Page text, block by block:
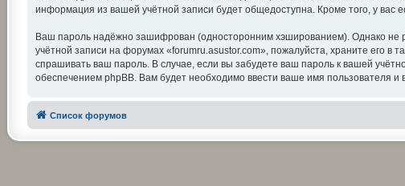
информация из вашей учётной записи будет общедоступна. Кроме того, у вас
Ваш пароль надёжно зашифрован (односторонним хэшированием). Однако не
учётной записи на форумах «forumru.asustor.com», пожалуйста, храните его в
спрашивать ваш пароль. В случае, если вы забудете ваш пароль к вашей
обеспечением phpBB. Вам будет необходимо ввести ваше имя пользователя
Список форумов